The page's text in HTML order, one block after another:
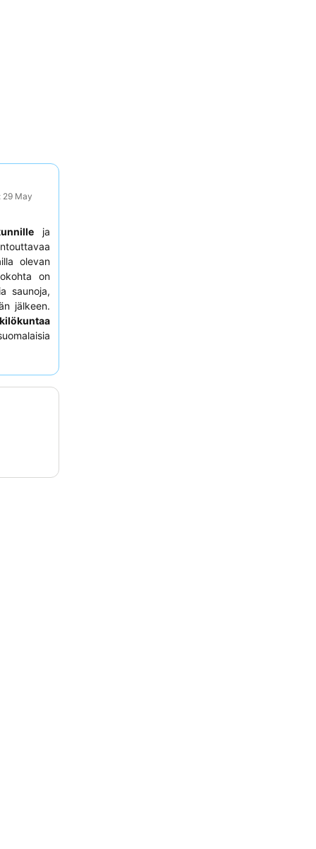
29 May
ja
olevan
on
saunoja,
jälkeen.